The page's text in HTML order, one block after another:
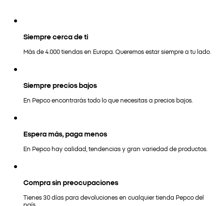
Siempre cerca de ti
Más de 4.000 tiendas en Europa. Queremos estar siempre a tu lado.
Siempre precios bajos
En Pepco encontrarás todo lo que necesitas a precios bajos.
Espera más, paga menos
En Pepco hay calidad, tendencias y gran variedad de productos.
Compra sin preocupaciones
Tienes 30 días para devoluciones en cualquier tienda Pepco del
país.